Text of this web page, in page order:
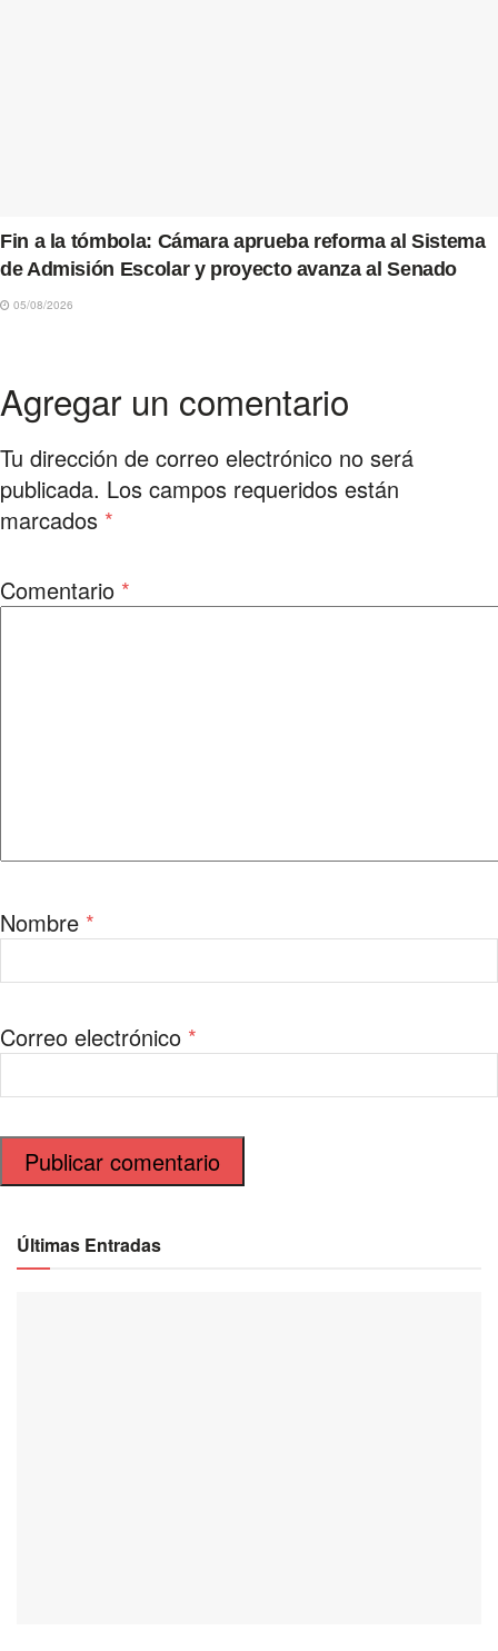
Fin a la tómbola: Cámara aprueba reforma al Sistema
de Admisión Escolar y proyecto avanza al Senado
05/08/2026
Agregar un comentario
Tu dirección de correo electrónico no será
publicada. Los campos requeridos están
marcados *
Comentario *
Nombre *
Correo electrónico *
Últimas Entradas